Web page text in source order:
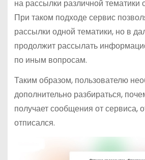
на рассылки различной тематики
При таком подходе сервис
рассылки одной тематики, но в
продолжит рассылать
по иным вопросам.
Таким образом, пользователю
дополнительно разбираться,
получает сообщения от сервиса,
отписался.